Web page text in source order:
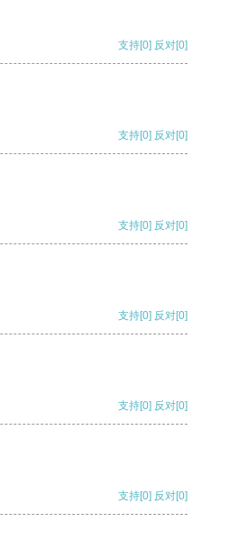
支持[0] 反对[0]
支持[0] 反对[0]
支持[0] 反对[0]
支持[0] 反对[0]
支持[0] 反对[0]
支持[0] 反对[0]